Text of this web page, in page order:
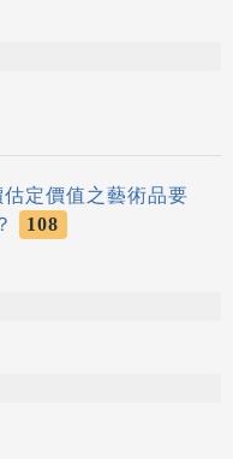
定價值之藝術品要
108